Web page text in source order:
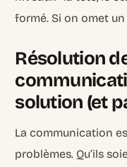
formé. Si on omet
Résolution
solution (et
La communication
problèmes. Qu’ils